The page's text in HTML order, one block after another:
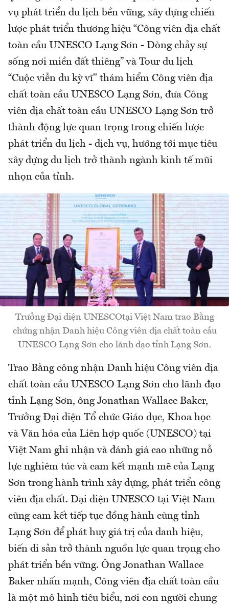
vụ phát triển du lịch bền vững, xây dựng chiến
lược phát triển thương hiệu “Công viên địa chất
toàn cầu UNESCO Lạng Sơn - Dòng chảy sự
sống nơi miền đất thiêng” và Tour du lịch
“Cuộc viễn du kỳ vĩ" thám hiểm Công viên địa
chất toàn cầu UNESCO Lạng Sơn, đưa Công
viên địa chất toàn cầu UNESCO Lạng Sơn trở
thành động lực quan trọng trong chiến lược
phát triển du lịch - dịch vụ, hướng tới mục tiêu
xây dựng du lịch trở thành ngành kinh tế mũi
nhọn của tỉnh.
Trưởng Đại diện UNESCOtại Việt Nam trao Bằng
chứng nhận Danh hiệu Công viên địa chất toàn cầu
UNESCO Lạng Sơn cho lãnh đạo tỉnh Lạng Sơn.
Trao Bằng công nhận Danh hiệu Công viên địa
chất toàn cầu UNESCO Lạng Sơn cho lãnh đạo
tỉnh Lạng Sơn, ông Jonathan Wallace Baker,
Trưởng Đại diện Tổ chức Giáo dục, Khoa học
và Văn hóa của Liên hợp quốc (UNESCO) tại
Việt Nam ghi nhận và đánh giá cao những nỗ
lực nghiêm túc và cam kết mạnh mẽ của Lạng
Sơn trong hành trình xây dựng, phát triển công
viên địa chất. Đại diện UNESCO tại Việt Nam
cũng cam kết tiếp tục đồng hành cùng tỉnh
Lạng Sơn để phát huy giá trị của danh hiệu,
biến di sản trở thành nguồn lực quan trọng cho
phát triển bền vững. Ông Jonathan Wallace
Baker nhấn mạnh, Công viên địa chất toàn cầu
là một mô hình tiêu biểu, nơi con người chung